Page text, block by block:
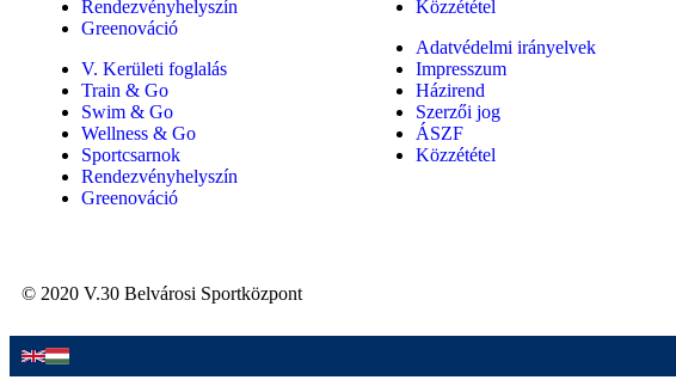
Rendezvényhelyszín
Greenováció
V. Kerületi foglalás
Train & Go
Swim & Go
Wellness & Go
Sportcsarnok
Rendezvényhelyszín
Greenováció
Közzététel
Adatvédelmi irányelvek
Impresszum
Házirend
Szerzői jog
ÁSZF
Közzététel
© 2020 V.30 Belvárosi Sportközpont